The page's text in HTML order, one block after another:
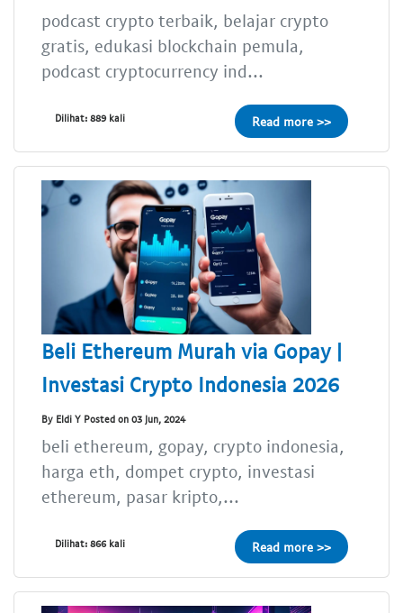
podcast crypto terbaik, belajar crypto
gratis, edukasi blockchain pemula,
podcast cryptocurrency ind...
Dilihat: 889 kali Read more >>
Beli Ethereum Murah via Gopay |
Investasi Crypto Indonesia 2026
By Eldi Y Posted on 03 Jun, 2024
beli ethereum, gopay, crypto indonesia,
harga eth, dompet crypto, investasi
ethereum, pasar kripto,...
Dilihat: 866 kali Read more >>